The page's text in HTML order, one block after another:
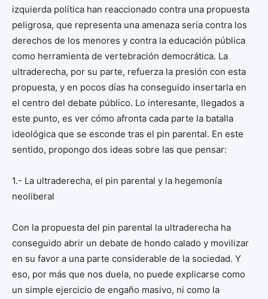
izquierda política han reaccionado contra una propuesta
peligrosa, que representa una amenaza seria contra los
derechos de los menores y contra la educación pública
como herramienta de vertebración democrática. La
ultraderecha, por su parte, refuerza la presión con esta
propuesta, y en pocos días ha conseguido insertarla en
el centro del debate público. Lo interesante, llegados a
este punto, es ver cómo afronta cada parte la batalla
ideológica que se esconde tras el pin parental. En este
sentido, propongo dos ideas sobre las que pensar:
1.- La ultraderecha, el pin parental y la hegemonía
neoliberal
Con la propuesta del pin parental la ultraderecha ha
conseguido abrir un debate de hondo calado y movilizar
en su favor a una parte considerable de la sociedad. Y
eso, por más que nos duela, no puede explicarse como
un simple ejercicio de engaño masivo, ni como la